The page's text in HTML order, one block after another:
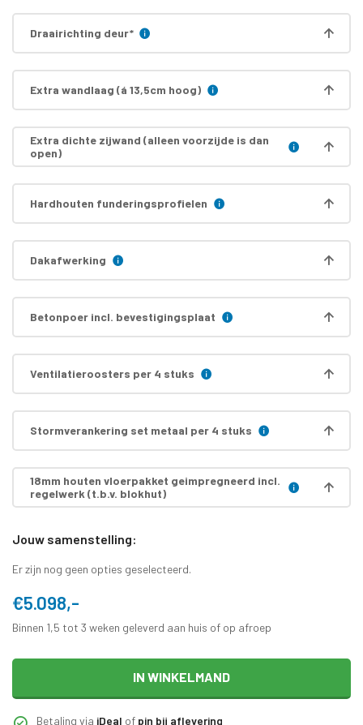
Draairichting deur*
Extra wandlaag (á 13,5cm hoog)
Extra dichte zijwand (alleen voorzijde is dan
open)
Hardhouten funderingsprofielen
Dakafwerking
Betonpoer incl. bevestigingsplaat
Ventilatieroosters per 4 stuks
Stormverankering set metaal per 4 stuks
18mm houten vloerpakket geimpregneerd incl.
regelwerk (t.b.v. blokhut)
Jouw samenstelling:
Er zijn nog geen opties geselecteerd.
€5.098,-
Binnen 1,5 tot 3 weken geleverd aan huis of op afroep
IN WINKELMAND
Betaling via iDeal of pin bij aflevering